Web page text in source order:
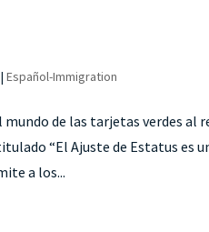
|Español-Immigration
mundo de las tarjetas verdes
“El Ajuste de Estatus es
a los...